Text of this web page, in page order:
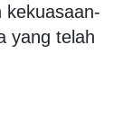
kekuasaan-
yang telah